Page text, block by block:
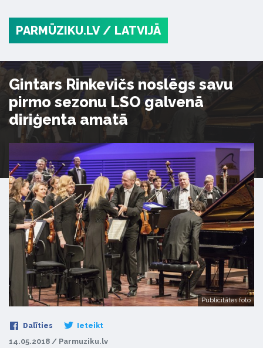
PARMŪZIKU.LV / LATVIJĀ
Gintars Rinkevičs noslēgs savu
pirmo sezonu LSO galvenā
diriģenta amatā
Publicitātes foto
Dalīties Ieteikt
14.05.2018 / Parmuziku.lv